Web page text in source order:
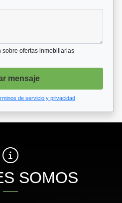
sobre ofertas inmobiliarias
mensaje
de servicio y privacidad
SOMOS